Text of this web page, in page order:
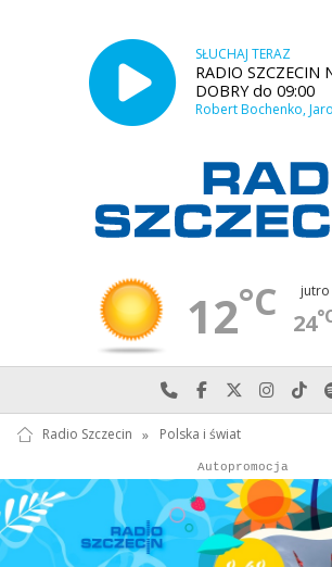
SŁUCHAJ TERAZ
RADIO SZCZECIN
DOBRY do 09:00
Robert Bochenko,
12°C jutro
24
Najlepiej po prostu do
Odwiedź nas na
Odwiedź
Radio Szczecin » Polska i świat
Autopromocja
Autopromocja
Reklama